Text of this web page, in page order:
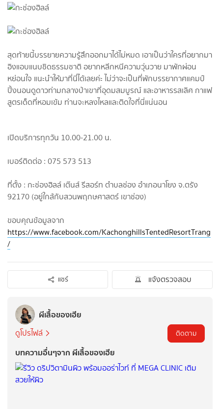
สุดท้ายนี้บรรยายความรู้สึกออกมาได้ไม่หมด เอาเป็นว่าใครที่อยากมา
อิงแอบแนบชิดธรรมชาติ อยากหลีกหนีความวุ่นวาย มาพักผ่อน
หย่อนใจ แนะนำให้มาที่นี่ได้เลยค่ะ ไม่ว่าจะเป็นที่พักบรรยากาศแคมป์
ปิ้งนอนดูดาวท่ามกลางป่าเขาที่อุดมสมบูรณ์ และอาหารรสเลิศ กาแฟ
สูตรเด็ดที่หอมเข้ม ท่านจะหลงไหลและติดใจที่นี่แน่นอน
เปิดบริการทุกวัน 10.00-21.00 น.
เบอร์ติดต่อ : 075 573 513
ที่ตั้ง : กะช่องฮิลล์ เต๊นส์ รีสอร์ท ตำบลช่อง อำเภอนาโยง จ.ตรัง
92170 (อยู่ใกล้กับสวนพฤกษศาสตร์ เขาช่อง)
ขอบคุณข้อมูลจาก
https://www.facebook.com/KachonghillsTentedResortTrang
/
แชร์ แจ้งตรวจสอบ
ผีเสื้อของเฮีย
ดูโปรไฟล์ ติดตาม
บทความอื่นๆจาก ผีเสื้อของเฮีย